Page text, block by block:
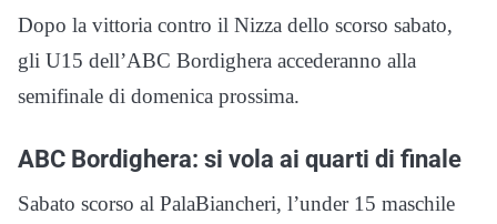
Dopo la vittoria contro il Nizza dello scorso sabato,
gli U15 dell’ABC Bordighera accederanno alla
semifinale di domenica prossima.
ABC Bordighera: si vola ai quarti di finale
Sabato scorso al PalaBiancheri, l’under 15 maschile